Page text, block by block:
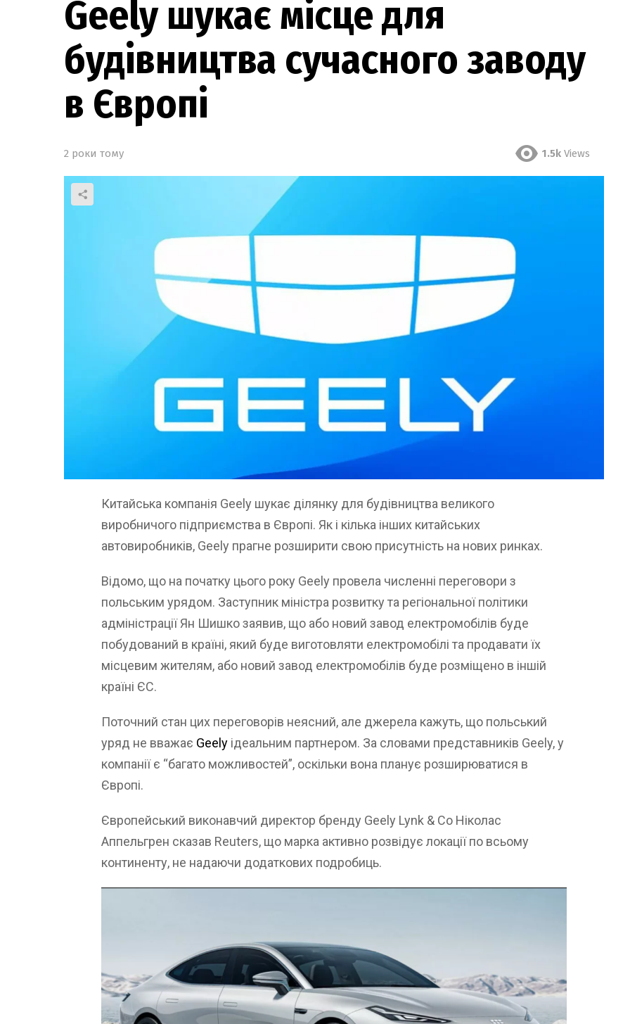
Geely шукає місце для
будівництва сучасного заводу
в Європі
2 роки тому 1.5k Views
Китайська компанія Geely шукає ділянку для будівництва великого
виробничого підприємства в Європі. Як і кілька інших китайських
автовиробників, Geely прагне розширити свою присутність на нових ринках.
Відомо, що на початку цього року Geely провела численні переговори з
польським урядом. Заступник міністра розвитку та регіональної політики
адміністрації Ян Шишко заявив, що або новий завод електромобілів буде
побудований в країні, який буде виготовляти електромобілі та продавати їх
місцевим жителям, або новий завод електромобілів буде розміщено в іншій
країні ЄС.
Поточний стан цих переговорів неясний, але джерела кажуть, що польський
уряд не вважає Geely ідеальним партнером. За словами представників Geely, у
компанії є “багато можливостей”, оскільки вона планує розширюватися в
Європі.
Європейський виконавчий директор бренду Geely Lynk & Co Ніколас
Аппельгрен сказав Reuters, що марка активно розвідує локації по всьому
континенту, не надаючи додаткових подробиць.